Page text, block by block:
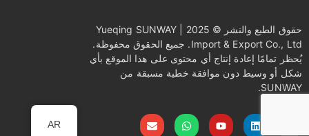
حقوق الطبع والنشر © 2025 | Yueqing SUNWAY
Import & Export Co., Ltd. جميع الحقوق محفوظة.
يُحظر تمامًا إعادة إنتاج أي محتوى على هذا الموقع بأي
شكل أو وسيط دون موافقة خطية مسبقة من
SUNWAY.
AR